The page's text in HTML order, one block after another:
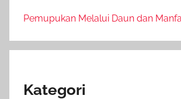
Pemupukan Melalui Daun dan
Kategori